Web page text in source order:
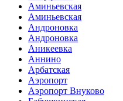
Аминьевская
Аминьевская
Андроновка
Андроновка
Аникеевка
Аннино
Арбатская
Аэропорт
Аэропорт Внуково